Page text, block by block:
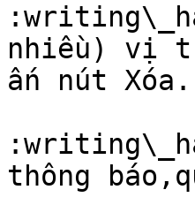
nhiều) vị
ấn nút Xóa.
thông